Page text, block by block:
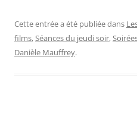
Cette entrée a été publiée dans
films,Séances du jeudi soir,
Danièle Mauffrey.